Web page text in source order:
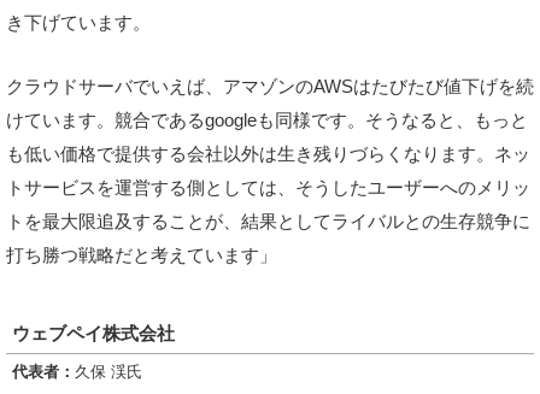
き下げています。
クラウドサーバでいえば、アマゾンのAWSはたびたび値下げを続
けています。競合であるgoogleも同様です。そうなると、もっと
も低い価格で提供する会社以外は生き残りづらくなります。ネッ
トサービスを運営する側としては、そうしたユーザーへのメリッ
トを最大限追及することが、結果としてライバルとの生存競争に
打ち勝つ戦略だと考えています」
ウェブペイ株式会社
代表者： 久保 渓氏